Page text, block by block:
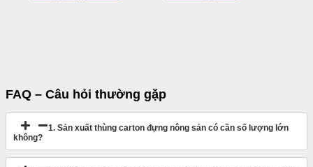
FAQ – Câu hỏi thường gặp
1. Sản xuất thùng carton đựng nông sản có cần số lượng lớn
không?